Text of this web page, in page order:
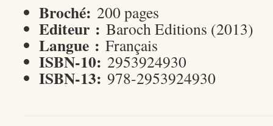
Broché: 200 pages
Editeur : Baroch Editions (2013)
Langue : Français
ISBN-10: 2953924930
ISBN-13: 978-2953924930